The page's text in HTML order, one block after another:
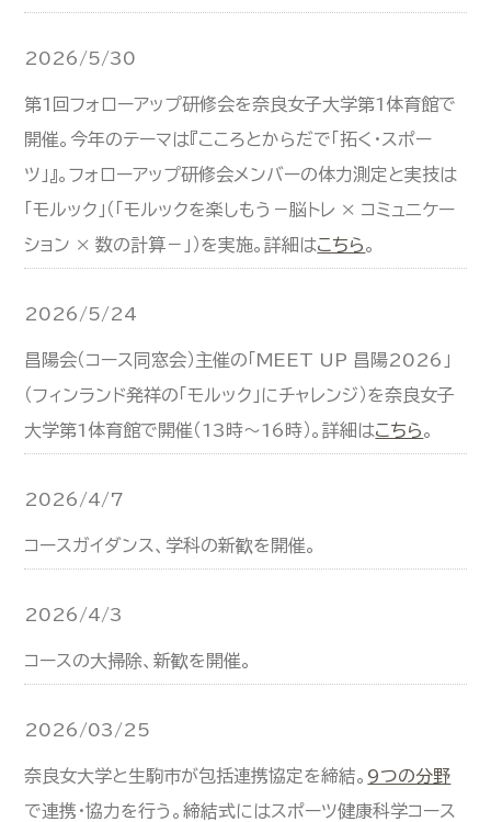
2026/5/30
第1回フォローアップ研修会を奈良女子大学第1体育館で
開催。今年のテーマは『こころとからだで「拓く・スポー
ツ」』。フォローアップ研修会メンバーの体力測定と実技は
「モルック」（「モルックを楽しもう－脳トレ × コミュニケー
ション × 数の計算－」）を実施。詳細はこちら。
2026/5/24
昌陽会（コース同窓会）主催の「MEET UP 昌陽2026」
（フィンランド発祥の「モルック」にチャレンジ）を奈良女子
大学第1体育館で開催（13時～16時）。詳細はこちら。
2026/4/7
コースガイダンス、学科の新歓を開催。
2026/4/3
コースの大掃除、新歓を開催。
2026/03/25
奈良女大学と生駒市が包括連携協定を締結。 9つの分野
で連携・協力を行う。締結式にはスポーツ健康科学コース